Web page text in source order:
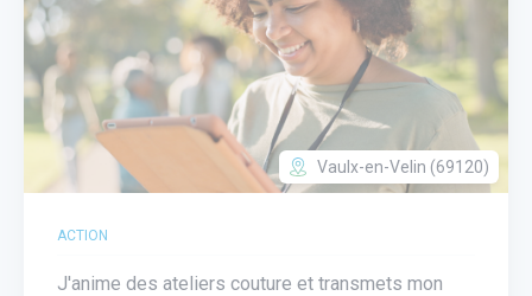
Vaulx-en-Velin (69120)
ACTION
J'anime des ateliers couture et transmets mon